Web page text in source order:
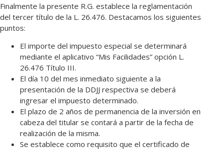
Finalmente la presente R.G. establece la reglamentación
del tercer título de la L. 26.476. Destacamos los siguientes
puntos:
El importe del impuesto especial se determinará
mediante el aplicativo “Mis Facilidades” opción L.
26.476 Título III.
El día 10 del mes inmediato siguiente a la
presentación de la DDJJ respectiva se deberá
ingresar el impuesto determinado.
El plazo de 2 años de permanencia de la inversión en
cabeza del titular se contará a partir de la fecha de
realización de la misma.
Se establece como requisito que el certificado de